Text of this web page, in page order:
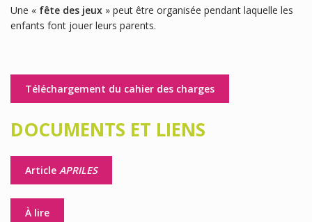
Une « fête des jeux » peut être organisée pendant laquelle les
enfants font jouer leurs parents.
Téléchargement du cahier des charges
DOCUMENTS ET LIENS
Article APRILES
À lire